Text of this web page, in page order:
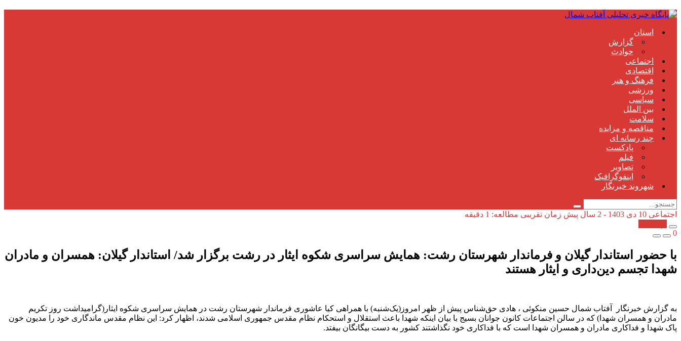
استان
گزارش
حوادث
اجتماعی
اقتصادی
فرهنگ و هنر
ورزشی
سیاسی
بین الملل
سلامت
مناقصه و مزایده
چند رسانه ای
پادکست
فیلم
تصاویر
اینفوگرافیک
شهروند خبرنگار
اجتماعی 10 دی 1403 - 2 سال پیش
زمان تقریبی مطالعه: 1 دقیقه
0
با حضور استاندار گیلان و فرماندار شهرستان رشت: همایش سراسری شکوه ایثار در رشت برگزار شد/ استاندار گیلان: همسران و مادران
شهدا تجسم دین‌داری و ایثار هستند
به گزارش خبرنگار آفتاب شمال حسین منکوئی ، هادی حق‌شناس پیش از ظهر امروز(یک‌شنبه) با همراهی کیا عاشوری فرماندار شهرستان رشت در همایش سراسری شکوه ایثار(گرامیداشت روز تکریم
مادران و همسران شهدا) که در سالن اجتماعات کانون جوانان بسیج با بیان اینکه شهدا باعث استقلال و استحکام نظام مقدس جمهوری اسلامی شدند، اظهار کرد: این نظام مقدس ماندگاری خود را مدیون خون
پاک شهدا و فداکاری مادران و همسران شهدا است که با فداکاری خود نگذاشتند کشور به دست بیگانگان بیفتد.